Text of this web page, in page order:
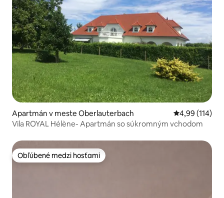
Apartmán v meste Oberlauterbach Priemerné
4,99 (114)
Vila ROYAL Hélène- Apartmán so súkromným vchodom
Obľúbené medzi hosťami
Obľúbené medzi hosťami